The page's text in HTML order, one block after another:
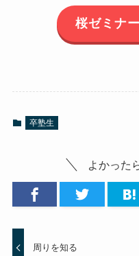
桜ゼミナ
卒塾生
よかった
周りを知る